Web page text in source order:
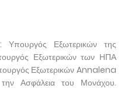
Υπουργός Εξωτερικών της
Εξωτερικών των ΗΠΑ
Εξωτερικών Annalena
Ασφάλεια του Μονάχου.